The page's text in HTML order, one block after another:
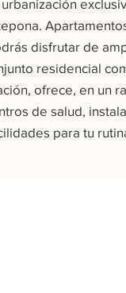
disfrutar de
residencial
ofrece, en un
de salud,
para tu